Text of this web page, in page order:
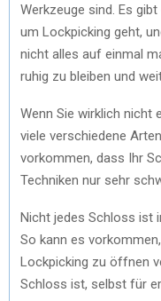
Werkzeuge sind. Es
um Lockpicking geht,
nicht alles auf einmal
ruhig zu bleiben und
Wenn Sie wirklich nicht
viele verschiedene
vorkommen, dass Ihr
Techniken nur sehr
Nicht jedes Schloss ist
So kann es
Lockpicking zu öffnen
Schloss ist, selbst für